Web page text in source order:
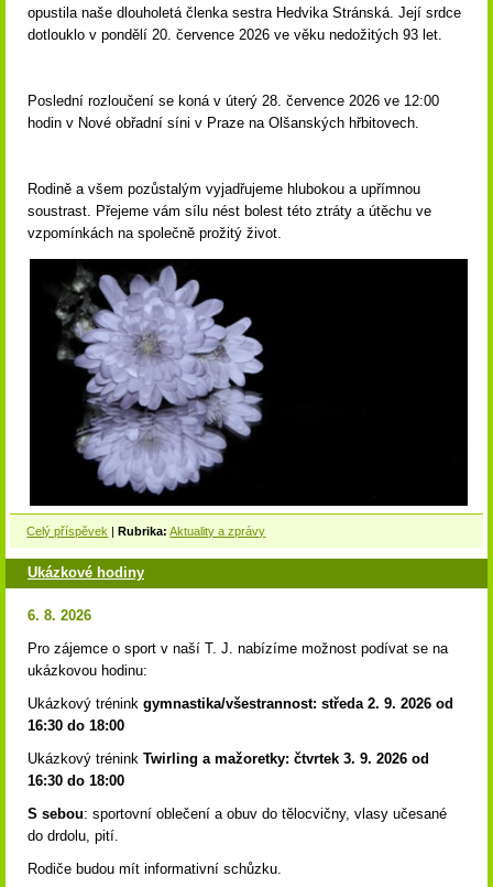
opustila naše dlouholetá členka sestra Hedvika Stránská. Její srdce
dotlouklo v pondělí 20. července 2026 ve věku nedožitých 93 let.
Poslední rozloučení se koná v úterý 28. července 2026 ve 12:00
hodin v Nové obřadní síni v Praze na Olšanských hřbitovech.
Rodině a všem pozůstalým vyjadřujeme hlubokou a upřímnou
soustrast. Přejeme vám sílu nést bolest této ztráty a útěchu ve
vzpomínkách na společně prožitý život.
Celý příspěvek |Rubrika: Aktuality a zprávy
Ukázkové hodiny
6. 8. 2026
Pro zájemce o sport v naší T. J. nabízíme možnost podívat se na
ukázkovou hodinu:
Ukázkový trénink gymnastika/všestrannost: středa 2. 9. 2026 od
16:30 do 18:00
Ukázkový trénink Twirling a mažoretky: čtvrtek 3. 9. 2026 od
16:30 do 18:00
S sebou: sportovní oblečení a obuv do tělocvičny, vlasy učesané
do drdolu, pití.
Rodiče budou mít informativní schůzku.